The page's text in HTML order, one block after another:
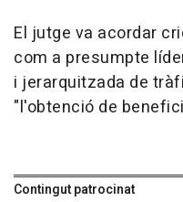
El jutge va acordar
com a presumpte
i jerarquitzada de
"l'obtenció de
Contingut patrocinat